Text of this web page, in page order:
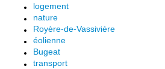
logement
nature
Royère-de-Vassivière
éolienne
Bugeat
transport